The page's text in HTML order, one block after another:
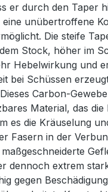
er durch den Taper
eine unübertroffene
Die steife
Stock, höher im
Hebelwirkung und
bei Schüssen
Carbon-
Material, das die
es die Kräuselung
Fasern in der
dennoch extrem
gegen